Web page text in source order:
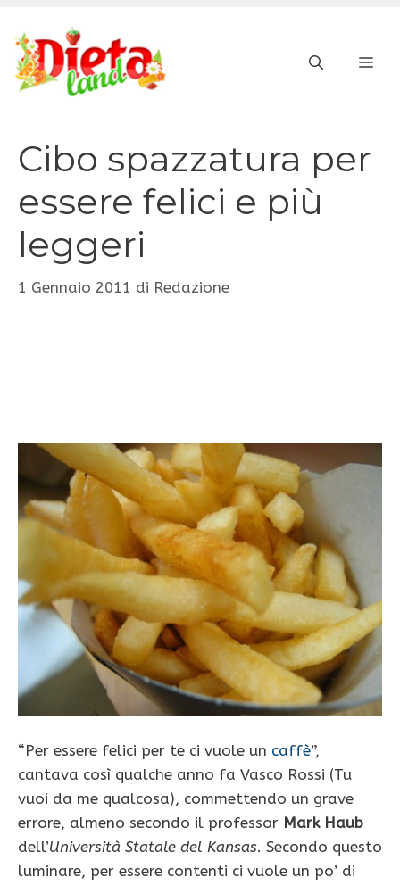
contenuto
Cibo spazzatura per
essere felici e più
leggeri
1 Gennaio 2011 di Redazione
“Per essere felici per te ci vuole un caffè”,
cantava così qualche anno fa Vasco Rossi (Tu
vuoi da me qualcosa), commettendo un grave
errore, almeno secondo il professor Mark Haub
dell’Università Statale del Kansas. Secondo questo
luminare, per essere contenti ci vuole un po’ di